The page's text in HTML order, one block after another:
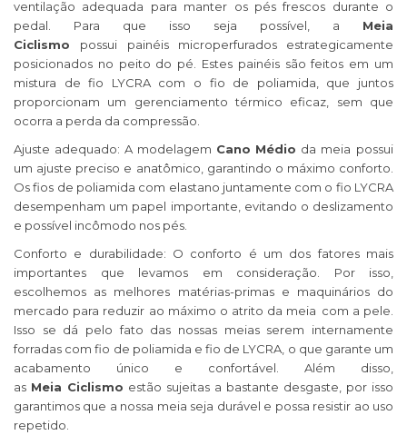
ventilação adequada para manter os pés frescos durante o
pedal. Para que isso seja possível, a Meia
Ciclismo possui painéis microperfurados estrategicamente
posicionados no peito do pé. Estes painéis são feitos em um
mistura de fio LYCRA com o fio de poliamida, que juntos
proporcionam um gerenciamento térmico eficaz, sem que
ocorra a perda da compressão.
Ajuste adequado: A modelagem Cano Médio da meia possui
um ajuste preciso e anatômico, garantindo o máximo conforto.
Os fios de poliamida com elastano juntamente com o fio LYCRA
desempenham um papel importante, evitando o deslizamento
e possível incômodo nos pés.
Conforto e durabilidade: O conforto é um dos fatores mais
importantes que levamos em consideração. Por isso,
escolhemos as melhores matérias-primas e maquinários do
mercado para reduzir ao máximo o atrito da meia com a pele.
Isso se dá pelo fato das nossas meias serem internamente
forradas com fio de poliamida e fio de LYCRA, o que garante um
acabamento único e confortável. Além disso,
as Meia Ciclismo estão sujeitas a bastante desgaste, por isso
garantimos que a nossa meia seja durável e possa resistir ao uso
repetido.